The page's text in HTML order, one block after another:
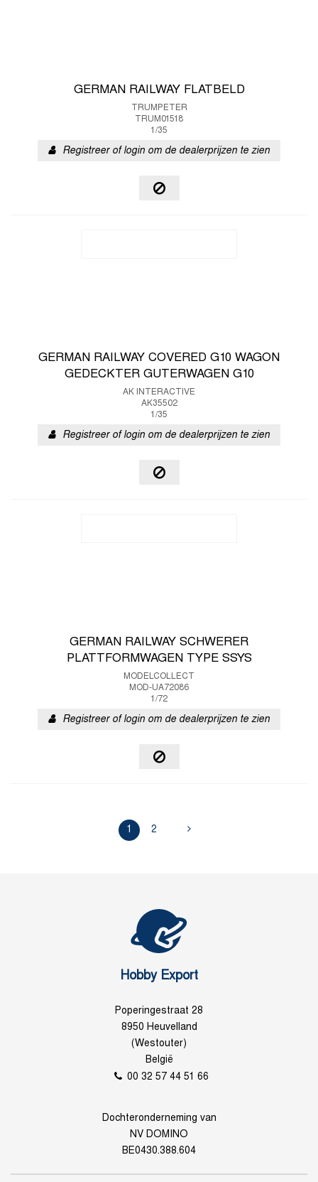
GERMAN RAILWAY FLATBELD
TRUMPETER
TRUM01518
1/35
Registreer of login om de dealerprijzen te zien
GERMAN RAILWAY COVERED G10 WAGON
GEDECKTER GUTERWAGEN G10
AK INTERACTIVE
AK35502
1/35
Registreer of login om de dealerprijzen te zien
GERMAN RAILWAY SCHWERER
PLATTFORMWAGEN TYPE SSYS
MODELCOLLECT
MOD-UA72086
1/72
Registreer of login om de dealerprijzen te zien
1 2
Hobby Export
Poperingestraat 28
8950 Heuvelland
(Westouter)
België
00 32 57 44 51 66
Dochteronderneming van
NV DOMINO
BE0430.388.604